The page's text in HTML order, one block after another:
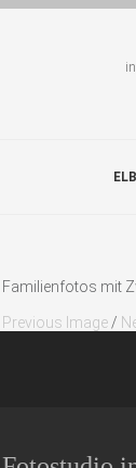
Familienfotos mit
Previous Image /